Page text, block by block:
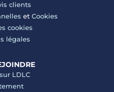
clients
et Cookies
cookies
légales
LDLC